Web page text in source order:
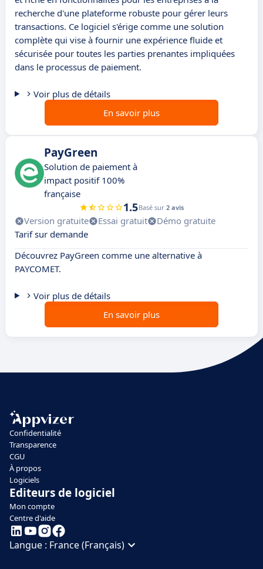
recherche d'une plateforme robuste pour gérer leurs
transactions. Ce logiciel s'érige comme une solution
complète qui vise à fournir une expérience fluide et
sécurisée pour toutes les parties prenantes impliquées
dans le processus de paiement.
Voir plus de détails
En savoir plus
PayGreen
Solution de paiement à
impact positif 100%
française
1.5Basé sur 2 avis
Version gratuite Essai gratuit
Démo gratuite
Tarif sur demande
Découvrez PayGreen comme une alternative à
PAYCOMET.
Voir plus de détails
En savoir plus
Confidentialité
Transparence
CGU
À propos
Logiciels
Editeurs de logiciel
Mon compte
Centre d'aide
Langue : France (Français)